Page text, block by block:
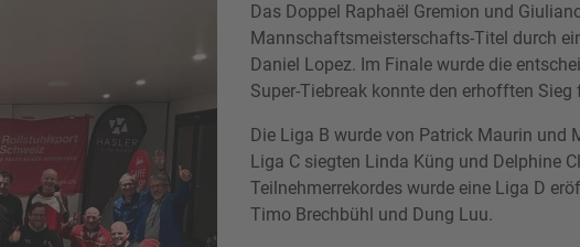
Das Doppel Raphaël Gremion und
Mannschaftsmeisterschafts-Titel durch
Daniel Lopez. Im Finale wurde die
Super-Tiebreak konnte den erhofften
Die Liga B wurde von Patrick Maurin und
Liga C siegten Linda Küng und Delphine
Teilnehmerrekordes wurde eine Liga D
Timo Brechbühl und Dung Luu.